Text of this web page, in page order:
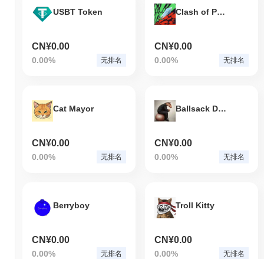
USBT Token
CN¥0.00
0.00% 无排名
Clash of Perps
CN¥0.00
0.00% 无排名
Cat Mayor
CN¥0.00
0.00% 无排名
Ballsack Dorkal Coin
CN¥0.00
0.00% 无排名
Berryboy
CN¥0.00
0.00% 无排名
Troll Kitty
CN¥0.00
0.00% 无排名